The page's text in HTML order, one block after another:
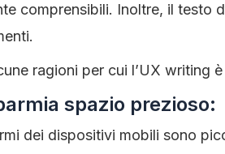
comprensibili. Inoltre, il testo
ragioni per cui l’UX writing
spazio prezioso:
dei dispositivi mobili sono